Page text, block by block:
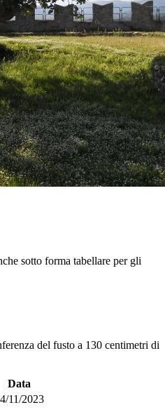
sotto forma tabellare per gli
del fusto a 130 centimetri di
Data
11/2023